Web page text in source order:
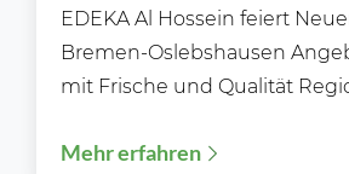
EDEKA Al Hossein feiert
Bremen-Oslebshausen
mit Frische und Qualität
Flexibles und bequemes
Mehr erfahren